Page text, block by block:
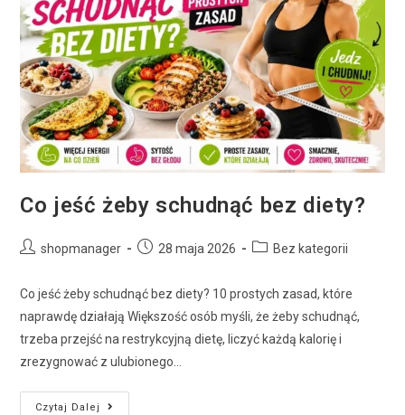
Co jeść żeby schudnąć bez diety?
shopmanager 28 maja 2026 Bez kategorii
Co jeść żeby schudnąć bez diety? 10 prostych zasad, które
naprawdę działają Większość osób myśli, że żeby schudnąć,
trzeba przejść na restrykcyjną dietę, liczyć każdą kalorię i
zrezygnować z ulubionego…
Czytaj Dalej